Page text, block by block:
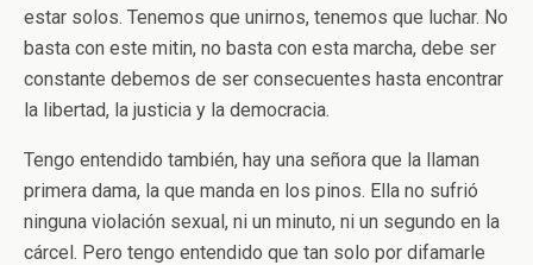
estar solos. Tenemos que unirnos, tenemos que luchar. No
basta con este mitin, no basta con esta marcha, debe ser
constante debemos de ser consecuentes hasta encontrar
la libertad, la justicia y la democracia.
Tengo entendido también, hay una señora que la llaman
primera dama, la que manda en los pinos. Ella no sufrió
ninguna violación sexual, ni un minuto, ni un segundo en la
cárcel. Pero tengo entendido que tan solo por difamarle